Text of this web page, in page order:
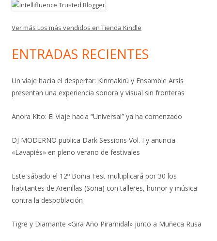
Ver más Los más vendidos en Tienda Kindle
ENTRADAS RECIENTES
Un viaje hacia el despertar: Kinmakirú y Ensamble Arsis
presentan una experiencia sonora y visual sin fronteras
Anora Kito: El viaje hacia “Universal” ya ha comenzado
DJ MODERNO publica Dark Sessions Vol. I y anuncia
«Lavapiés» en pleno verano de festivales
Este sábado el 12º Boina Fest multiplicará por 30 los
habitantes de Arenillas (Soria) con talleres, humor y música
contra la despoblación
Tigre y Diamante «Gira Año Piramidal» junto a Muñeca Rusa